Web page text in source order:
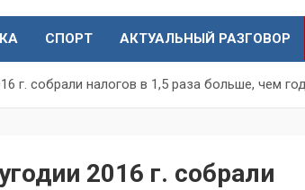
СПОРТ АКТУАЛЬНЫЙ РАЗГОВОР
г. собрали налогов в 1,5 раза больше, чем
2016 г. собрали